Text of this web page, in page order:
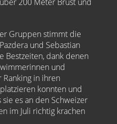
Gruppen stimmt die
und Sebastian
Bestzeiten, dank denen
und
in ihren
konnten und
es an den Schweizer
im Juli richtig krachen